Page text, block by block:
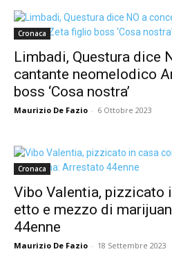
Cronaca
Limbadi, Questura dice
cantante neomelodico
boss ‘Cosa nostra’
Maurizio De Fazio - 6 Ottobre 2023
Cronaca
Vibo Valentia, pizzicato
etto e mezzo di
44enne
Maurizio De Fazio - 18 Settembre 2023